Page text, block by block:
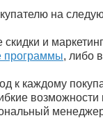
на
и
программы, либо
к каждому
возможности